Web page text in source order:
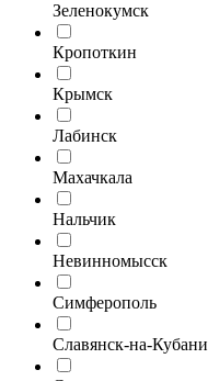
Зеленокумск
Кропоткин
Крымск
Лабинск
Махачкала
Нальчик
Невинномысск
Симферополь
Славянск-на-Кубани